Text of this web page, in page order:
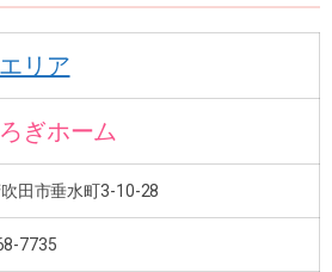
リア
ぎホーム
田市垂水町3-10-28
7735